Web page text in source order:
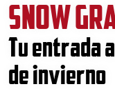
SNOW
Tu entrada
de invierno